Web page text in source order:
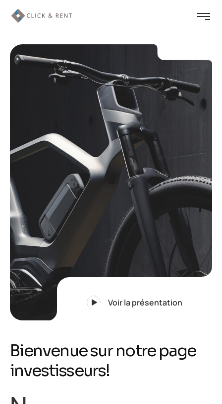
Voir la présentation
Bienvenuesur notre page
investisseurs!